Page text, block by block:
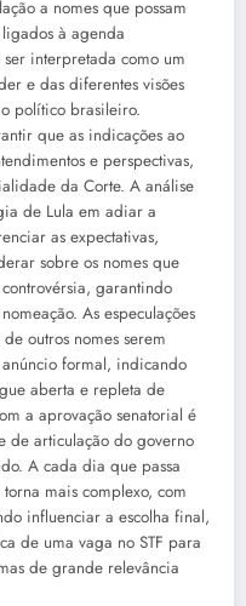
a nomes que possam
à agenda
interpretada como um
e das diferentes visões
político brasileiro.
que as indicações ao
e perspectivas,
da Corte. A análise
de Lula em adiar a
as expectativas,
sobre os nomes que
garantindo
As especulações
outros nomes serem
formal, indicando
aberta e repleta de
a aprovação senatorial é
de articulação do governo
A cada dia que passa
mais complexo, com
influenciar a escolha final,
de uma vaga no STF para
de grande relevância